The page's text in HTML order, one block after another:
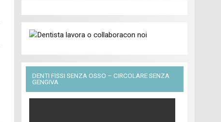
DENTI FISSI SENZA OSSO – CIRCOLARE SENZA
GENGIVA